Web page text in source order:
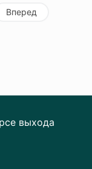
Вперед
выхода